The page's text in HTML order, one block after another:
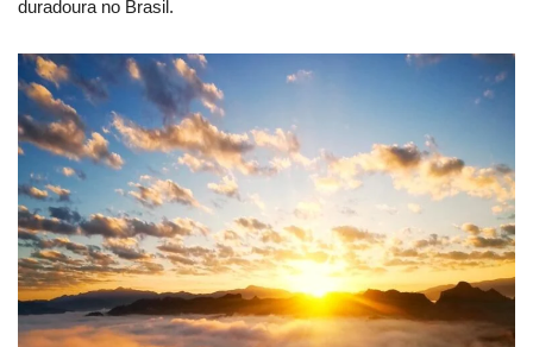
duradoura no Brasil.